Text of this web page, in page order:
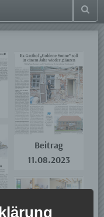
Beitrag
11.08.2023